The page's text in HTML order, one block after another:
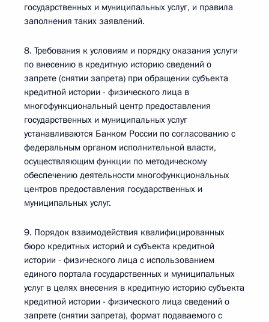
государственных и муниципальных услуг, и правила
заполнения таких заявлений.
8. Требования к условиям и порядку оказания услуги
по внесению в кредитную историю сведений о
запрете (снятии запрета) при обращении субъекта
кредитной истории - физического лица в
многофункциональный центр предоставления
государственных и муниципальных услуг
устанавливаются Банком России по согласованию с
федеральным органом исполнительной власти,
осуществляющим функции по методическому
обеспечению деятельности многофункциональных
центров предоставления государственных и
муниципальных услуг.
9. Порядок взаимодействия квалифицированных
бюро кредитных историй и субъекта кредитной
истории - физического лица с использованием
единого портала государственных и муниципальных
услуг в целях внесения в кредитную историю субъекта
кредитной истории - физического лица сведений о
запрете (снятии запрета), формат подаваемого с